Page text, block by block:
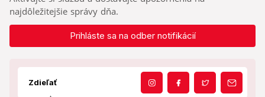
najdôležitejšie správy dňa.
Prihláste sa na odber notifikácií
Zdieľať